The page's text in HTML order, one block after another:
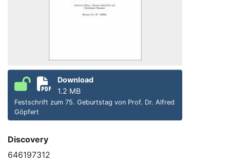
Download
1.2 MB
Festschrift zum 75. Geburtstag von Prof. Dr. Alfred
Göpfert
Discovery
646197312